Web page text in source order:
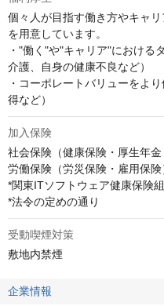
個々人が目指す働き方やキャ
を用意しています。
・"働く"や"キャリア"における
介護、自身の健康不良など）
・コーポレートバリューをよ
得など）
加入保険
社会保険（健康保険・厚生年金
労働保険（労災保険・雇用保険
*関東ITソフトウェア健康保険
*法令の定めの通り
受動喫煙対策
敷地内禁煙
企業情報